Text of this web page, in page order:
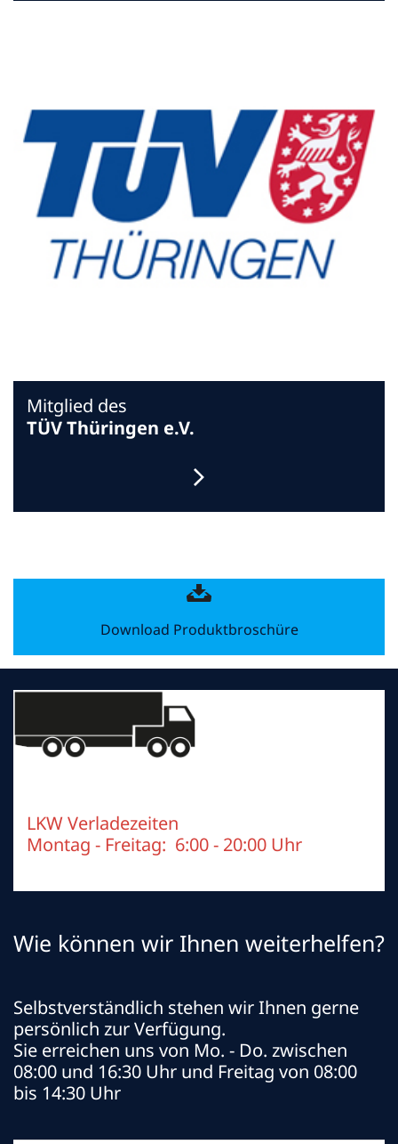
Mitglied des
TÜV Thüringen e.V.
Download Produktbroschüre
LKW Verladezeiten
Montag - Freitag: 6:00 - 20:00 Uhr
Wie können wir Ihnen weiterhelfen?
Selbstverständlich stehen wir Ihnen gerne
persönlich zur Verfügung.
Sie erreichen uns von Mo. - Do. zwischen
08:00 und 16:30 Uhr und Freitag von 08:00
bis 14:30 Uhr